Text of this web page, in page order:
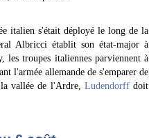
italien s'était déployé le long de la
Albricci établit son état-major à
troupes italiennes parviennent à
l'armée allemande de s'emparer de
vallée de l'Ardre, Ludendorffdoit